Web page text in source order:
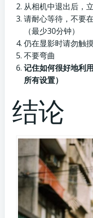
从相机中退出后，
请耐心等待，不要
（最少30分钟）
仍在显影时请勿触
不要弯曲
记住如何很好地利
所有设置）
结论